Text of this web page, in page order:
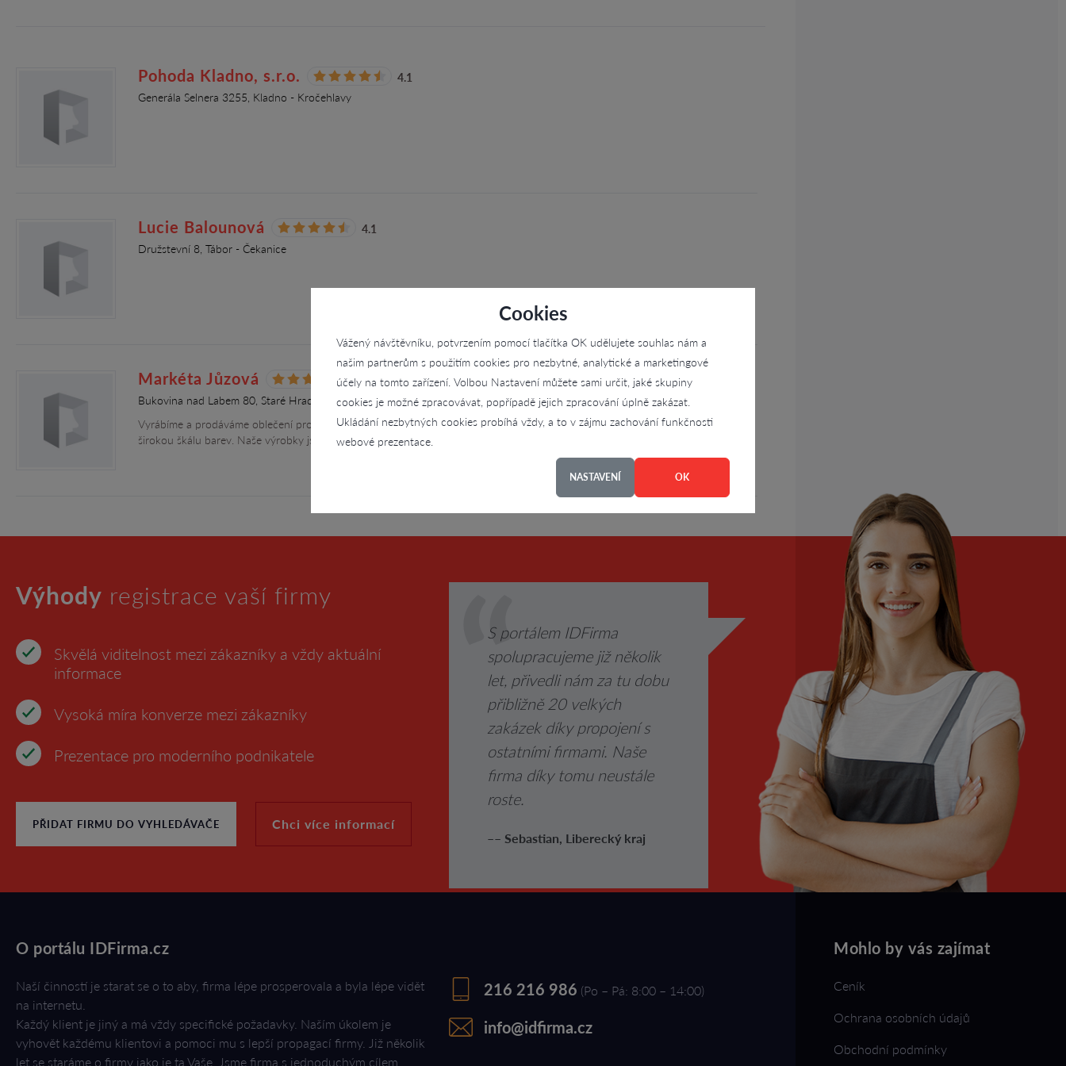
Cookies
Vážený návštěvníku, potvrzením pomocí tlačítka OK udělujete souhlas nám a
našim partnerům s použitím cookies pro nezbytné, analytické a marketingové
účely na tomto zařízení. Volbou Nastavení můžete sami určit, jaké skupiny
cookies je možné zpracovávat, popřípadě jejich zpracování úplně zakázat.
Ukládání nezbytných cookies probíhá vždy, a to v zájmu zachování funkčnosti
webové prezentace.
NASTAVENÍ OK
Pohoda Kladno, s.r.o.
4.1
Generála Selnera 3255, Kladno - Kročehlavy
Lucie Balounová
4.1
Družstevní 8, Tábor - Čekanice
Markéta Jůzová
4.2
Bukovina nad Labem 80, Staré Hradiště u Pardubic
Vyrábíme a prodáváme oblečení pro děti, například čepičky s tkaničkami nebo oušky, bodýčka, kalhoty a overaly. Nabízíme
širokou škálu barev. Naše výrobky jsou z čisté bavlny.
Výhody registrace vaší firmy
Skvělá viditelnost mezi zákazníky a vždy aktuální
informace
Vysoká míra konverze mezi zákazníky
Prezentace pro moderního podnikatele
PŘIDAT FIRMU DO VYHLEDÁVAČE Chci více informací
S portálem IDFirma
spolupracujeme již několik
let, přivedli nám za tu dobu
přibližně 20 velkých
zakázek díky propojení s
ostatními firmami. Naše
firma díky tomu neustále
roste.
–– Sebastian, Liberecký kraj
O portálu IDFirma.cz
Naší činností je starat se o to aby, firma lépe prosperovala a byla lépe vidět
na internetu.
Každý klient je jiný a má vždy specifické požadavky. Naším úkolem je
vyhovět každému klientovi a pomoci mu s lepší propagací firmy. Již několik
let se staráme o firmy jako je ta Vaše. Jsme firma s jednoduchým cílem.
216 216 986 (Po – Pá: 8:00 – 14:00)
info@idfirma.cz
Mohlo by vás zajímat
Ceník
Ochrana osobních údajů
Obchodní podmínky